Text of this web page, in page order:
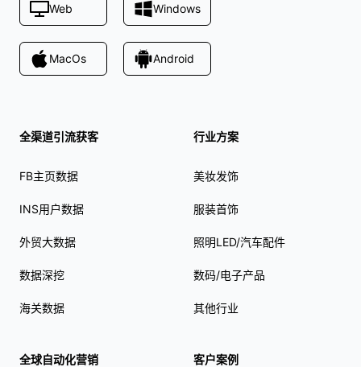
Web Windows
MacOs Android
全渠道引流获客
FB主页数据
INS用户数据
外贸大数据
数据深挖
海关数据
全球自动化营销
行业方案
美妆发饰
服装首饰
照明LED/汽车配件
数码/电子产品
其他行业
客户案例